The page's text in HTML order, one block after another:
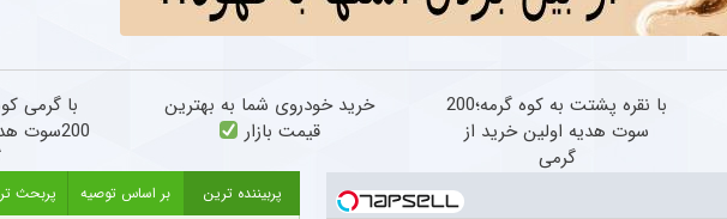
با نقره پشتت به کوه گرمه؛200
سوت هدیه اولین خرید از
گرمی
خرید خودروی شما به بهترین
قیمت بازار
با گرمی
200سوت
پربیننده ترین بر اساس توصیه پربحث